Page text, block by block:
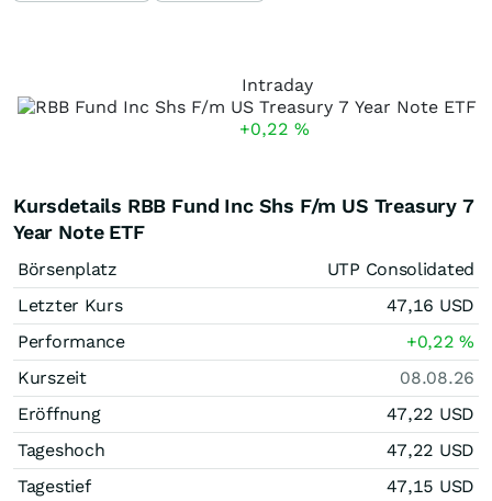
Intraday
+0,22 %
Kursdetails RBB Fund Inc Shs F/m US Treasury 7
Year Note ETF
Börsenplatz
UTP Consolidated
Letzter Kurs
47,16 USD
Performance
+0,22%
Kurszeit
08.08.26
Eröffnung
47,22 USD
Tageshoch
47,22 USD
Tagestief
47,15 USD